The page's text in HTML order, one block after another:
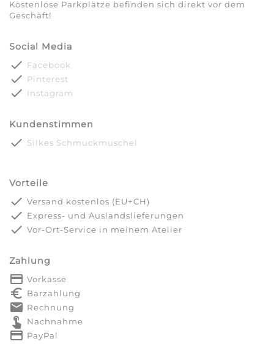
Kostenlose Parkplätze befinden sich direkt vor dem
Geschäft!
Social Media
done Facebook
done Pinterest
done Instagram
Kundenstimmen
done Silkes Schmuckmuschel
Vorteile
done Versand kostenlos (EU+CH)
done Express- und Auslandslieferungen
done Vor-Ort-Service in meinem Atelier
Zahlung
payment Vorkasse
euro_symbol Barzahlung
markunread Rechnung
touch_app Nachnahme
credit_card PayPal